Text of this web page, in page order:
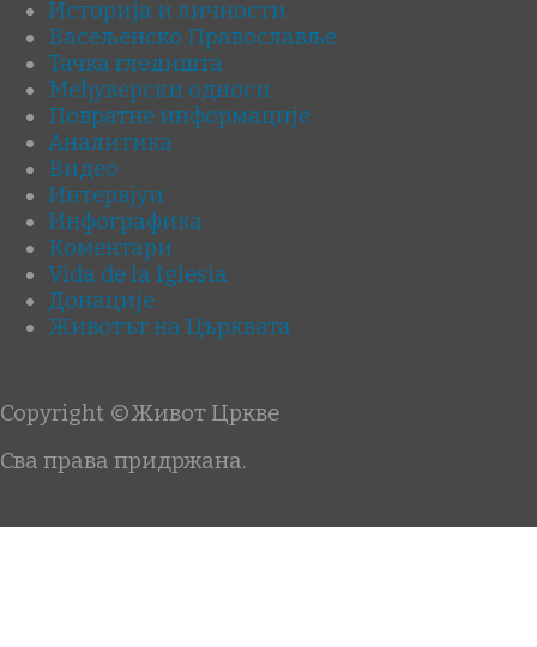
Историја и личности
Васељенско Православље
Тачка гледишта
Међуверски односи
Повратне информације
Аналитика
Видео
Интервјуи
Инфографика
Коментари
Vida de la Iglesia
Донације
Животът на Църквата
Copyright ©Живот Цркве
Сва права придржана.